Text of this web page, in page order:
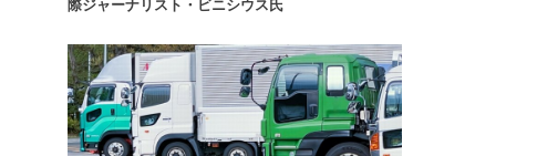
際ジャーナリスト・ビニシウス氏